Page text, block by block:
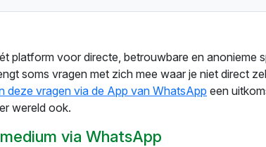
platform voor directe, betrouwbare en anonieme
soms vragen met zich mee waar je niet direct
deze vragen via de App van WhatsApp een
wereld ook.
via WhatsApp